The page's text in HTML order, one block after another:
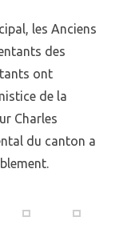
du
sur
les Anciens
des
ont
de la
Charles
du canton a